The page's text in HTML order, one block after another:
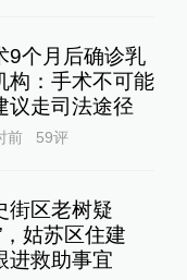
9个月后确诊乳
构：手术不可能
议走司法途径
前 59评
街区老树疑
，姑苏区住建
进救助事宜